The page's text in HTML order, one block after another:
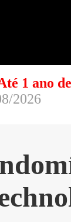
1 ano
2026